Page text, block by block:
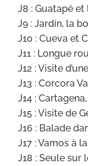
J8 : Guatapé et
J9 : Jardín, la
J10 : Cueva et
J11 : Longue
J12 : Visite
J13 : Corcora
J14 :
J15 : Visite de
J16 : Balade
J17 : Vamos à
J18 : Seule sur